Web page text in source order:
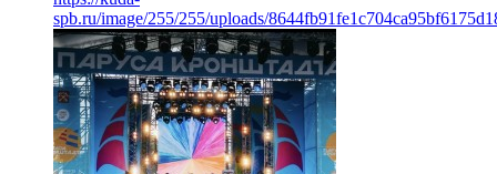
spb.ru/image/255/255/uploads/